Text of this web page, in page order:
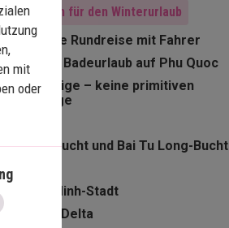
Empfohlen für den Winterurlaub
10 Nächte Rundreise mit Fahrer
3 Nächte Badeurlaub auf Phu Quoc
Inlandsflüge – keine primitiven
Nachtzüge
Halong-Bucht und Bai Tu Long-Bucht
Hoi An
Ho-Chi-Minh-Stadt
Mekong-Delta
mit
oder